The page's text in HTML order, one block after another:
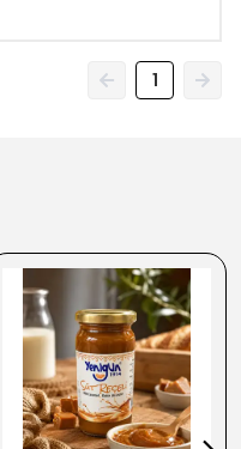
1